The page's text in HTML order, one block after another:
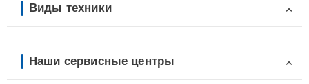
Виды техники
Наши сервисные центры